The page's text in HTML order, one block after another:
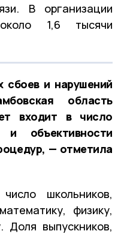
В организации
1,6 тысячи
сбоев и нарушений
область
входит в число
объективности
— отметила
школьников,
физику,
Доля выпускников,